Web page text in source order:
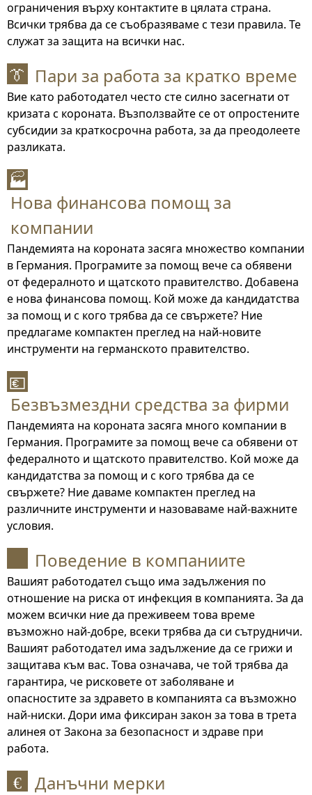
ограничения върху контактите в цялата страна.
Всички трябва да се съобразяваме с тези правила. Те
служат за защита на всички нас.
👔 Пари за работа за кратко време
Вие като работодател често сте силно засегнати от
кризата с короната. Възползвайте се от опростените
субсидии за краткосрочна работа, за да преодолеете
разликата.
🏭
Нова финансова помощ за
компании
Пандемията на короната засяга множество компании
в Германия. Програмите за помощ вече са обявени
от федералното и щатското правителство. Добавена
е нова финансова помощ. Кой може да кандидатства
за помощ и с кого трябва да се свържете? Ние
предлагаме компактен преглед на най-новите
инструменти на германското правителство.
💶
Безвъзмездни средства за фирми
Пандемията на короната засяга много компании в
Германия. Програмите за помощ вече са обявени от
федералното и щатското правителство. Кой може да
кандидатства за помощ и с кого трябва да се
свържете? Ние даваме компактен преглед на
различните инструменти и назоваваме най-важните
условия.
Поведение в компаниите
Вашият работодател също има задължения по
отношение на риска от инфекция в компанията. За да
можем всички ние да преживеем това време
възможно най-добре, всеки трябва да си сътрудничи.
Вашият работодател има задължение да се грижи и
защитава към вас. Това означава, че той трябва да
гарантира, че рисковете от заболяване и
опасностите за здравето в компанията са възможно
най-ниски. Дори има фиксиран закон за това в трета
алинея от Закона за безопасност и здраве при
работа.
€ Данъчни мерки